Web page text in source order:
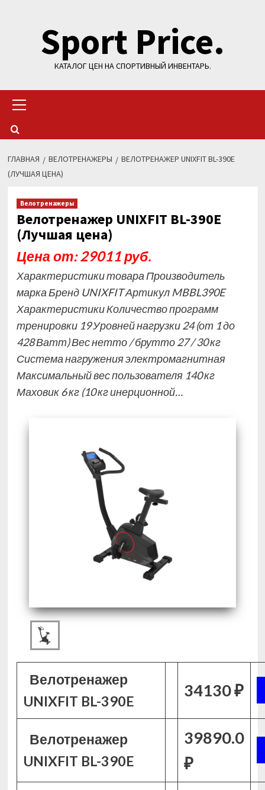
содержимомуSport Price.
КАТАЛОГ ЦЕН НА СПОРТИВНЫЙ ИНВЕНТАРЬ.
меню
ГЛАВНАЯ ВЕЛОТРЕНАЖЕРЫ
ВЕЛОТРЕНАЖЕР UNIXFIT BL-390E
(ЛУЧШАЯ ЦЕНА)
Велотренажеры
Велотренажер UNIXFIT BL-390E
(Лучшая цена)
Цена от: 29011 руб.
Характеристики товара Производитель
марка Бренд UNIXFIT Артикул MBBL390E
Характеристики Количество программ
тренировки 19 Уровней нагрузки 24 (от 1 до
428 Ватт) Вес нетто / брутто 27 / 30 кг
Система нагружения электромагнитная
Максимальный вес пользователя 140 кг
Маховик 6 кг (10 кг инерционной…
Велотренажер
UNIXFIT BL-390E
34130 ₽
Велотренажер
UNIXFIT BL-390E
39890.0
₽